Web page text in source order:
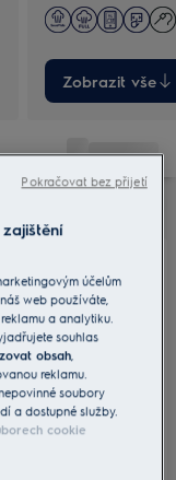
výraznějších chutí.
Zobrazit vše
účelům
web používáte,
a analytiku.
souhlas
obsah,
reklamu.
soubory
a dostupné služby.
cookie
Pokračovat bez přijetí